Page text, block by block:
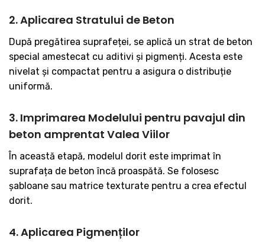
2. Aplicarea Stratului de Beton
După pregătirea suprafeței, se aplică un strat de beton
special amestecat cu aditivi și pigmenți. Acesta este
nivelat și compactat pentru a asigura o distribuție
uniformă.
3. Imprimarea Modelului pentru pavajul din
beton amprentat Valea Viilor
În această etapă, modelul dorit este imprimat în
suprafața de beton încă proaspătă. Se folosesc
șabloane sau matrice texturate pentru a crea efectul
dorit.
4. Aplicarea Pigmenților